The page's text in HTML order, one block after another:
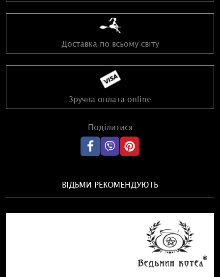
Доставка по всьому світу
Зручна оплата online
Поділитися
ВІДЬМИ РЕКОМЕНДУЮТЬ